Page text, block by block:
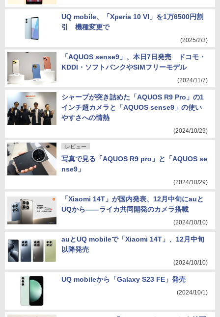
UQ mobile、「Xperia 10 VI」を1万6500円割
引 機種変更で
(2025/2/3)
「AQUOS sense9」、本日7日発売 ドコモ・
KDDI・ソフトバンクやSIMフリーモデル
(2024/11/7)
シャープが突き詰めた「AQUOS R9 Pro」の1
インチ超カメラと「AQUOS sense9」の使い
やすさへの情熱
(2024/10/29)
レビュー
写真で見る「AQUOS R9 pro」と「AQUOS se
nse9」
(2024/10/29)
「Xiaomi 14T」が国内発表、12月中旬にauと
UQから――ライカ共同開発のカメラ搭載
(2024/10/10)
auとUQ mobileで「Xiaomi 14T」、12月中旬
以降発売
(2024/10/10)
UQ mobileから「Galaxy S23 FE」発売
(2024/10/1)